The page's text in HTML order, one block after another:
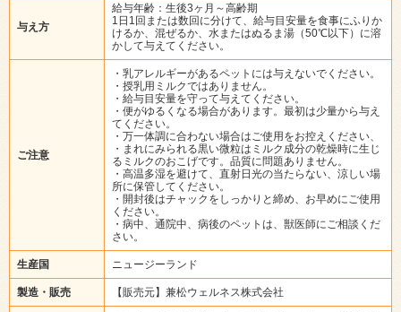
与え方
給与年齢：生後3ヶ月～高齢期
1日1回または数回に分けて、給与目安量を食事にふりか
けるか、混ぜるか、水またはぬるま湯（50℃以下）に溶
かして与えてください。
ご注意
・乳アレルギーがあるペットには与えないでください。
・授乳用ミルクではありません。
・給与目安量を守って与えてください。
・便がゆるくなる場合があります。最初は少量から与え
てください。
・万一体調に合わない場合はご使用をお控えください、
・まれにみられる黒い微粒はミルク成分の乾燥時に生じ
るミルクのおこげです。品質に問題ありません。
・高温多湿を避けて、直射日光の当たらない、涼しい場
所に保管してください。
・開封後はチャックをしっかりと締め、お早めにご使用
ください。
・病中、通院中、病後のペットは、獣医師にご相談くだ
さい。
生産国 ニュージーランド
製造・販売 【販売元】兼松ウェルネス株式会社